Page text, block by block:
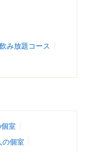
み放題コース
室
の個室